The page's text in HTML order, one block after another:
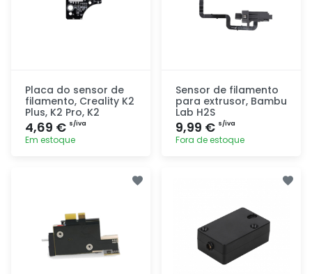
Placa do sensor de
filamento, Creality K2
Plus, K2 Pro, K2
4,69 € s/iva
Em estoque
Sensor de filamento
para extrusor, Bambu
Lab H2S
9,99 € s/iva
Fora de estoque